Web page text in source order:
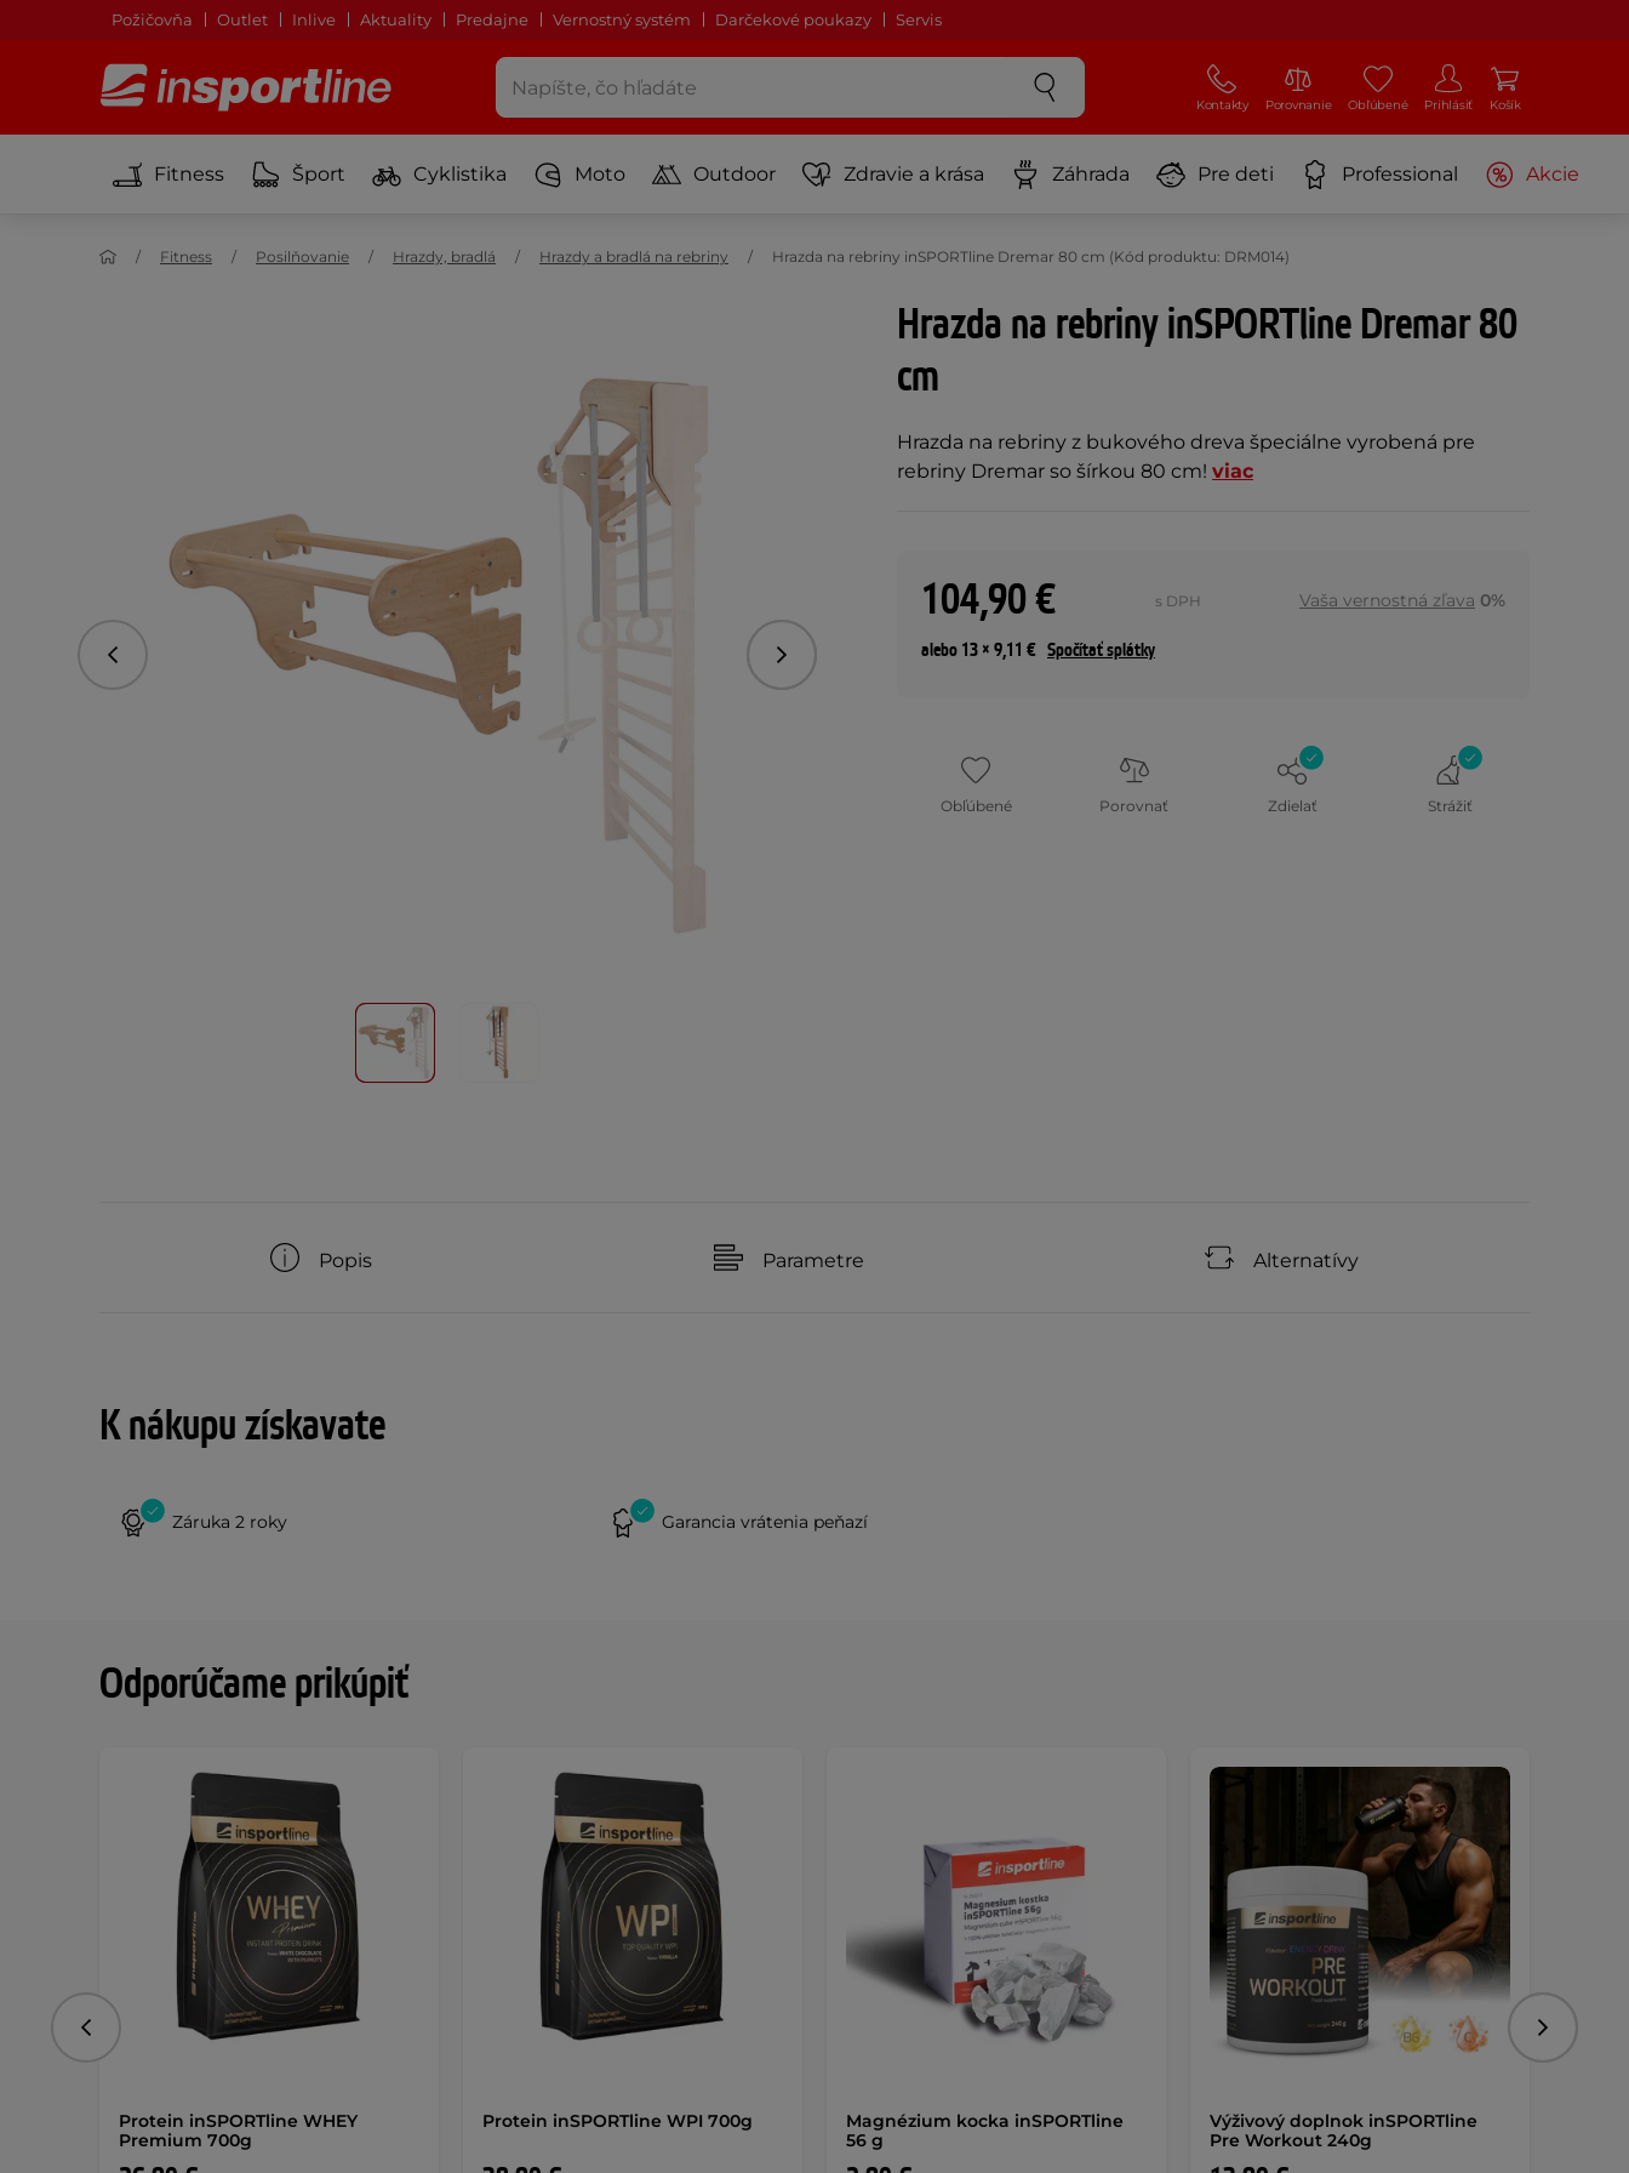
Požičovňa Outlet Inlive Aktuality Predajne Vernostný systém Darčekové poukazy Servis
Kontakty Porovnanie Obľúbené Prihlásiť Košík
Fitness Šport Cyklistika Moto Outdoor Zdravie a krása Záhrada Pre deti Professional Akcie
Fitness Posilňovanie Hrazdy, bradlá Hrazdy a bradlá na rebriny Hrazda na rebriny inSPORTline Dremar 80 cm (Kód produktu: DRM014)
Hrazda na rebriny inSPORTline Dremar 80
cm
Hrazda na rebriny z bukového dreva špeciálne vyrobená pre
rebriny Dremar so šírkou 80 cm! viac
Predchádzajúce Nasledujúce
104,90 € s DPH Vaša vernostná zľava 0%
alebo 13 × 9,11 € Spočítať splátky
Obľúbené Porovnať Zdielať Strážiť
Popis Parametre Alternatívy
K nákupu získavate
Záruka 2 roky Garancia vrátenia peňazí
Odporúčame prikúpiť
Protein inSPORTline WHEY
Premium 700g
Protein inSPORTline WPI 700g
Magnézium kocka inSPORTline
56 g
Výživový doplnok inSPORTline
Pre Workout 240g
Predchádzajúce